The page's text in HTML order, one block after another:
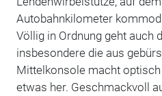
Autobahnkilometer
Völlig in Ordnung geht auch
insbesondere die aus
Mittelkonsole macht
etwas her. Geschmackvoll